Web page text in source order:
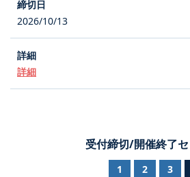
2026/10/13
詳細
受付締切/開催終了
1 2 3